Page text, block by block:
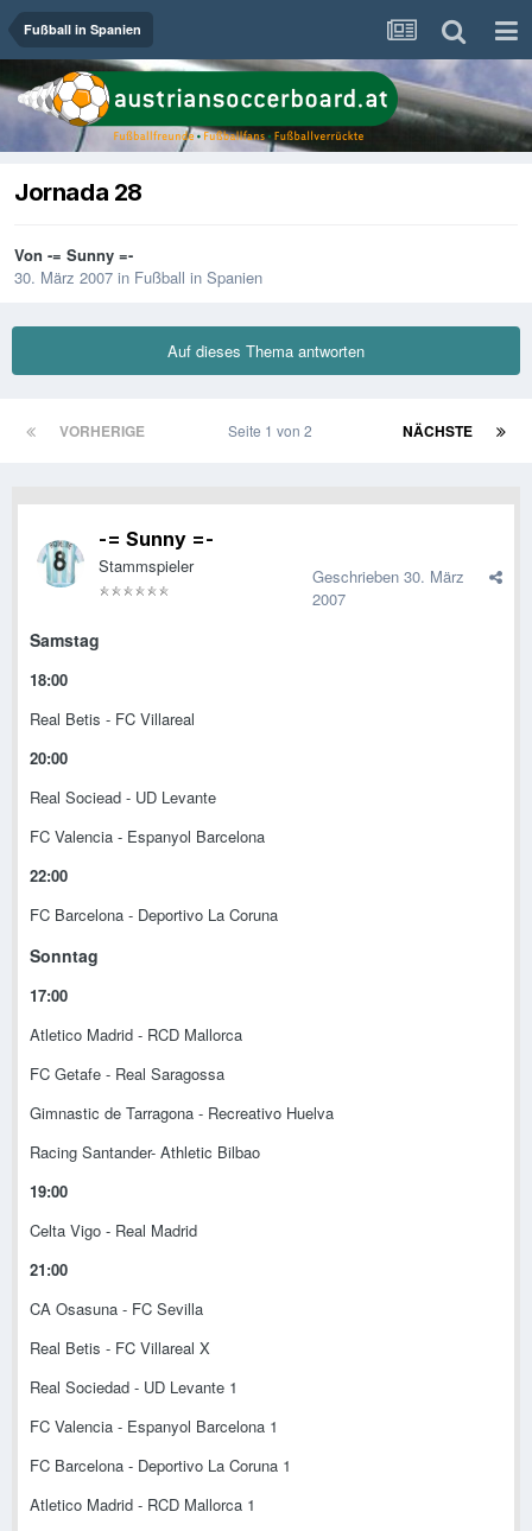
Fußball in Spanien
Jornada 28
Von -= Sunny =-
30. März 2007 in Fußball in Spanien
Auf dieses Thema antworten
VORHERIGE NÄCHSTE
Seite 1 von 2
-= Sunny =-
Stammspieler Geschrieben 30. März
2007
Samstag
18:00
Real Betis - FC Villareal
20:00
Real Sociead - UD Levante
FC Valencia - Espanyol Barcelona
22:00
FC Barcelona - Deportivo La Coruna
Sonntag
17:00
Atletico Madrid - RCD Mallorca
FC Getafe - Real Saragossa
Gimnastic de Tarragona - Recreativo Huelva
Racing Santander- Athletic Bilbao
19:00
Celta Vigo - Real Madrid
21:00
CA Osasuna - FC Sevilla
Real Betis - FC Villareal X
Real Sociedad - UD Levante 1
FC Valencia - Espanyol Barcelona 1
FC Barcelona - Deportivo La Coruna 1
Atletico Madrid - RCD Mallorca 1